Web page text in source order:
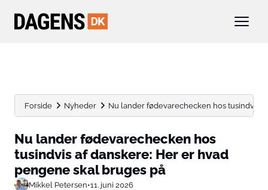
Forside Nyheder Nu lander fødevarechecken hos tusindvis
Nu lander fødevarechecken hos
tusindvis af danskere: Her er hvad
pengene skal bruges på
Mikkel Petersen•11. juni 2026